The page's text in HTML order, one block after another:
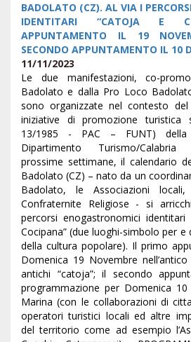
BADOLATO (CZ). AL VIA I
IDENTITARI “CATOJA E
APPUNTAMENTO IL 19
SECONDO APPUNTAMENTO IL 10
11/11/2023
Le due manifestazioni, co-
Badolato e dalla Pro Loco
sono organizzate nel contesto
iniziative di promozione turistica
13/1985 - PAC – FUNT) della
Dipartimento Turismo/Calabria
prossime settimane, il calendario
Badolato (CZ) – nato da un
Badolato, le Associazioni
Confraternite Religiose - si
percorsi enogastronomici
Cocipana” (due luoghi-simbolo per
della cultura popolare). Il primo
Domenica 19 Novembre
antichi “catoja”; il secondo
programmazione per Domenica
Marina (con le collaborazioni di
operatori turistici locali ed altre
del territorio come ad esempio